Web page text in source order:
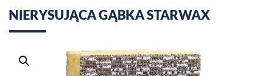
NIERYSUJĄCA GĄBKA STARWAX